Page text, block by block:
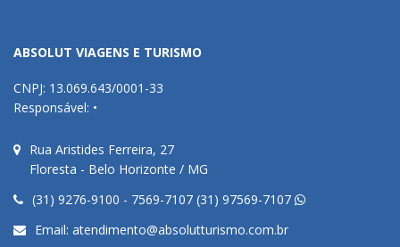
ABSOLUT VIAGENS E TURISMO
CNPJ: 13.069.643/0001-33
Responsável: •
Rua Aristides Ferreira, 27
Floresta - Belo Horizonte / MG
(31) 9276-9100 - 7569-7107 (31) 97569-7107
Email: atendimento@absolutturismo.com.br